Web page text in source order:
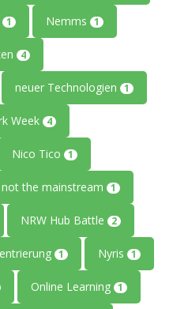
1 Nemms 1
4
neuer Technologien 1
Week 4
Nico Tico 1
not the mainstream 1
NRW Hub Battle 2
1 Nyris 1
Online Learning 1